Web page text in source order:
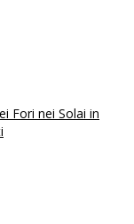
Fori nei Solai in